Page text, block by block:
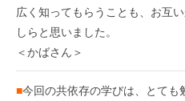
広く知ってもらうことも、お互
しらと思いました。
＜かばさん＞
■今回の共依存の学びは、とても